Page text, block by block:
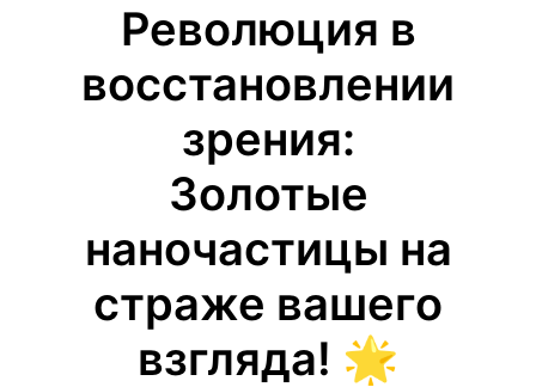
Революция в
восстановлении
зрения:
Золотые
наночастицы на
страже вашего
взгляда! 🌟